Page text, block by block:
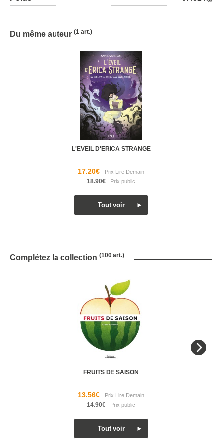
Du même auteur (1 art.)
L'EVEIL D'ERICA STRANGE
17.20€
18.90€
Complétez la collection (100 art.)
FRUITS DE SAISON
13.56€
14.90€